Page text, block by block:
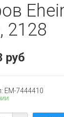
2128
руб
EM-7444410